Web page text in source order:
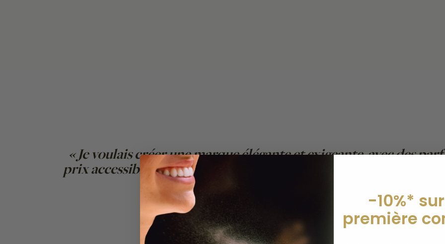
« Je voulais créer une marque élégante et exigeante, avec des
prix accessible, pour que chacun puisse se composer un
de se limiter à un seul parfum. »
-10%*
première